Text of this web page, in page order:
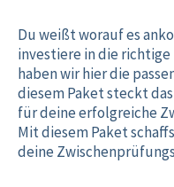
Du weißt worauf es
investiere in die
haben wir hier die
diesem Paket steckt
für deine erfolgreiche
Mit diesem Paket
deine